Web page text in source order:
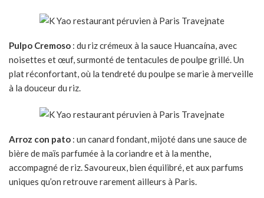
Pulpo Cremoso : du riz crémeux à la sauce Huancaína, avec
noisettes et œuf, surmonté de tentacules de poulpe grillé. Un
plat réconfortant, où la tendreté du poulpe se marie à merveille
à la douceur du riz.
Arroz con pato : un canard fondant, mijoté dans une sauce de
bière de maïs parfumée à la coriandre et à la menthe,
accompagné de riz. Savoureux, bien équilibré, et aux parfums
uniques qu’on retrouve rarement ailleurs à Paris.